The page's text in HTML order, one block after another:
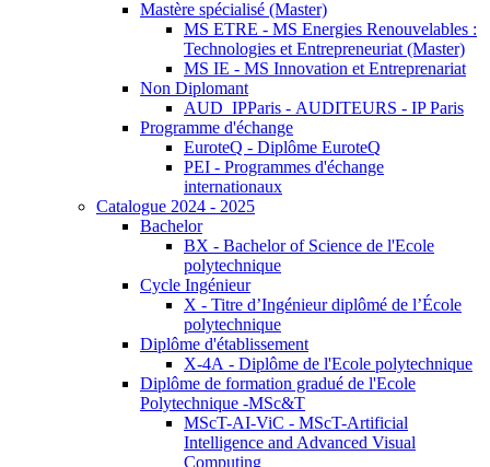
Mastère spécialisé (Master)
MS ETRE - MS Energies Renouvelables :
Technologies et Entrepreneuriat (Master)
MS IE - MS Innovation et Entreprenariat
Non Diplomant
AUD_IPParis - AUDITEURS - IP Paris
Programme d'échange
EuroteQ - Diplôme EuroteQ
PEI - Programmes d'échange
internationaux
Catalogue 2024 - 2025
Bachelor
BX - Bachelor of Science de l'Ecole
polytechnique
Cycle Ingénieur
X - Titre d’Ingénieur diplômé de l’École
polytechnique
Diplôme d'établissement
X-4A - Diplôme de l'Ecole polytechnique
Diplôme de formation gradué de l'Ecole
Polytechnique -MSc&T
MScT-AI-ViC - MScT-Artificial
Intelligence and Advanced Visual
Computing